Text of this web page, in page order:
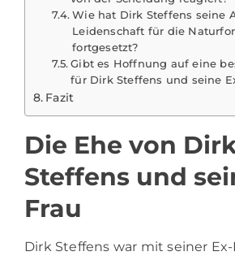
Wie hat Dirk Steffens seine
Leidenschaft für die
fortgesetzt?
Gibt es Hoffnung auf eine
für Dirk Steffens und seine
Fazit
Die Ehe von
Steffens und
Frau
Dirk Steffens war mit seiner Ex-